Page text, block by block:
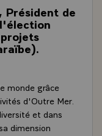
Président de
monde grâce
d'Outre Mer.
et dans
dimension